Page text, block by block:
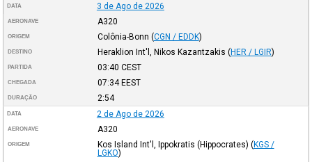
DATA 3 de Ago de 2026
AERONAVE A320
ORIGEM Colônia-Bonn (CGN / EDDK)
DESTINO Heraklion Int'l, Nikos Kazantzakis (HER / LGIR)
PARTIDA 03:40 CEST
CHEGADA 07:34EEST
DURAÇÃO 2:54
DATA 2 de Ago de 2026
AERONAVE A320
ORIGEM Kos Island Int'l, Ippokratis (Hippocrates) (KGS /
LGKO)